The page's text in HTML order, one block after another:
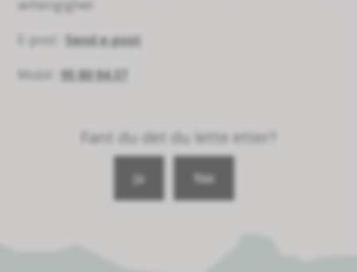
avhengighet
E-post
Send e-post
Mobil
95 80 94 37
Fant du det du lette etter?
Ja Nei